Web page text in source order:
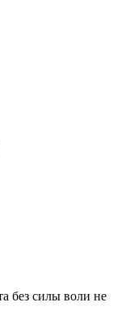
без силы воли не